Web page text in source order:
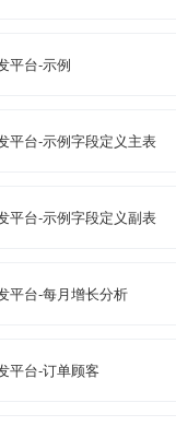
平台-示例
平台-示例字段定义主表
平台-示例字段定义副表
平台-每月增长分析
平台-订单顾客